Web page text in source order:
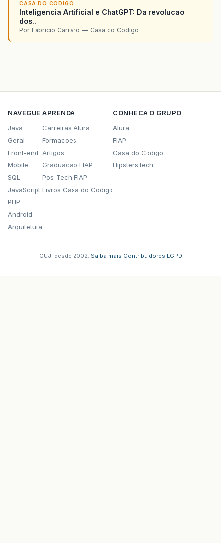
CASA DO CODIGO
Inteligencia Artificial e ChatGPT: Da revolucao
dos...
Por Fabricio Carraro — Casa do Codigo
NAVEGUE
Java
Geral
Front-end
Mobile
SQL
JavaScript
PHP
Android
Arquitetura
APRENDA
Carreiras Alura
Formacoes
Artigos
Graduacao FIAP
Pos-Tech FIAP
Livros Casa do Codigo
CONHECA O GRUPO
Alura
FIAP
Casa do Codigo
Hipsters.tech
GUJ: desde 2002. Saiba mais Contribuidores LGPD